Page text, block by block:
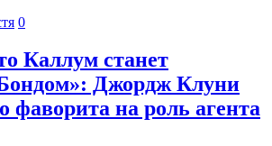
0
Каллум станет
Джордж Клуни
фаворита на роль агента